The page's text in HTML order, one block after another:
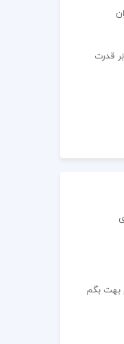
قدرت
بهت بگم